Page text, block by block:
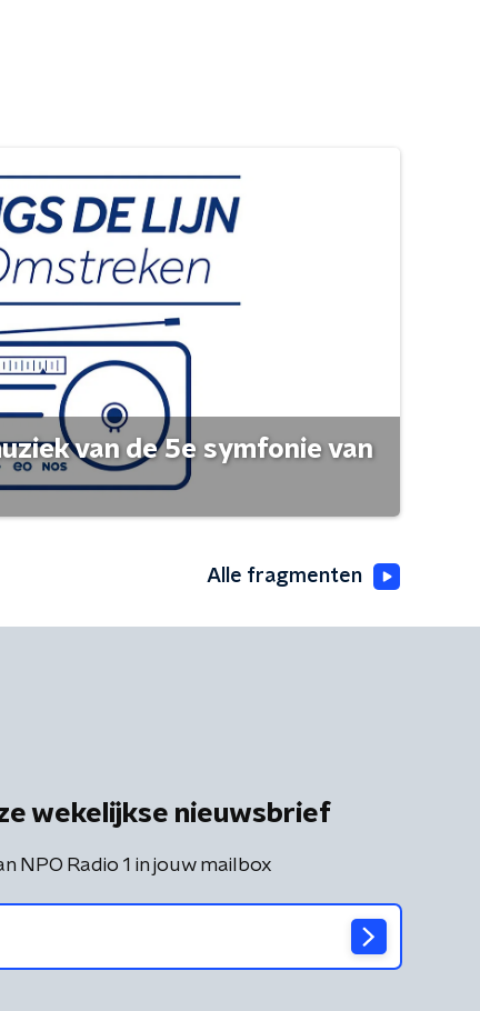
van de 5e symfonie van
Alle fragmenten
wekelijkse nieuwsbrief
NPO Radio 1 in jouw mailbox